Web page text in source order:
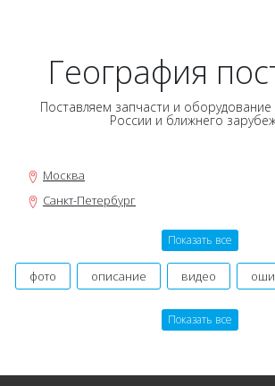
География
Поставляем запчасти и
России и ближнего
Москва
Санкт-Петербург
Екатеринбург
Уфа
Показать все
фото описание видео
руководство
состав заказа
даташит номер
Показать все